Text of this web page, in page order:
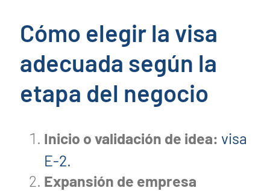
Cómo elegir la visa
adecuada según la
etapa del negocio
Inicio o validación de idea: visa
E-2.
Expansión de empresa